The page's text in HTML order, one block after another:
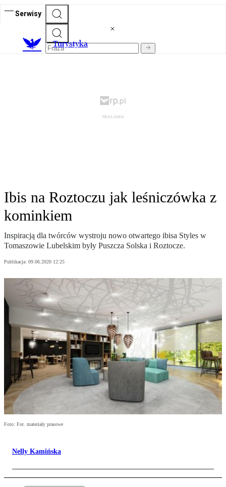
Serwisy
Turystyka
Ibis na Roztoczu jak leśniczówka z
kominkiem
Inspiracją dla twórców wystroju nowo otwartego ibisa Styles w
Tomaszowie Lubelskim były Puszcza Solska i Roztocze.
Publikacja: 09.06.2020 12:25
Foto: Fot. materiały prasowe
Nelly Kamińska